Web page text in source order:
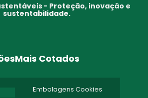
- Proteção, inovação e
sustentabilidade.
Mais Cotados
Embalagens Cookies